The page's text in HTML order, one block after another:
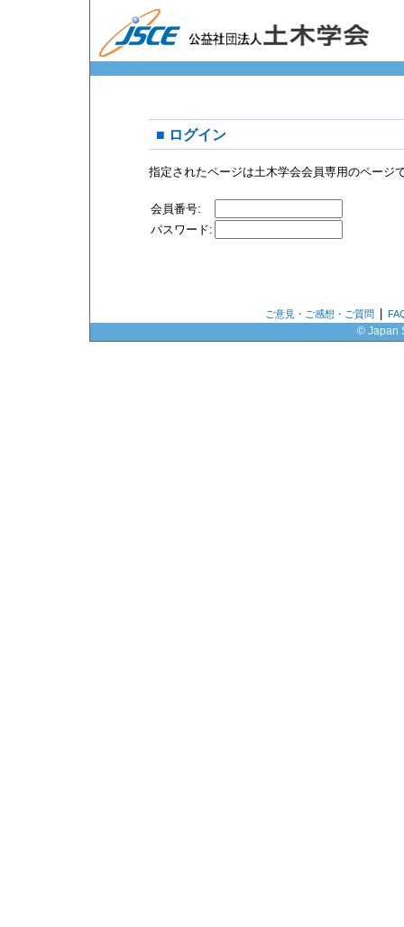
■ ログイン
指定されたページは土木学会会員専用のページ
会員番号:
パスワード:
ご意見・ご感想・ご質問
© Japan